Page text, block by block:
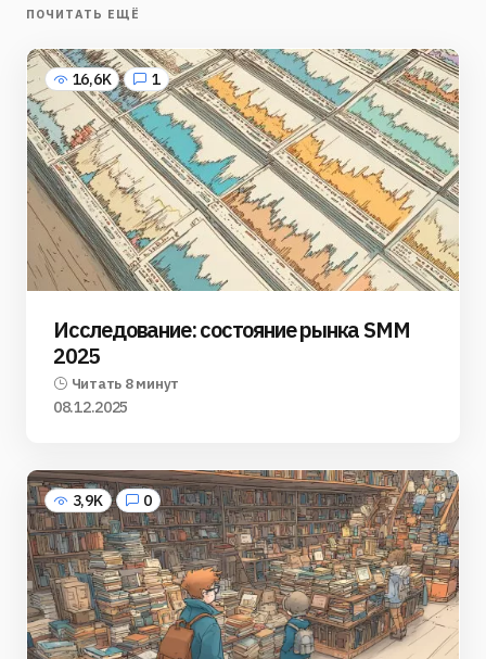
ПОЧИТАТЬ ЕЩЁ
16,6K 1
Исследование: состояние рынка SMM
2025
Читать 8 минут
08.12.2025
3,9K 0